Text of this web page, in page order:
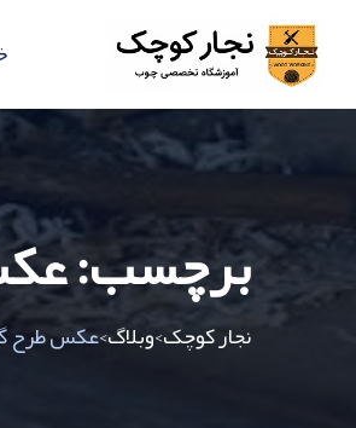
برچسب:
نجار کوچک>وبلاگ>عکس طرح